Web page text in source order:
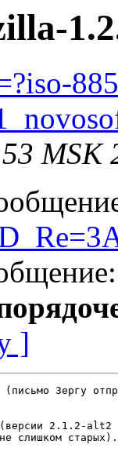
MSK
]
Зергу
2.1.2-alt2
слишком старых).